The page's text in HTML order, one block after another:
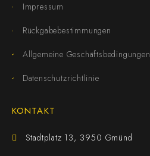
Impressum
Rückgabebestimmungen
Allgemeine Geschäftsbedingungen
Datenschutzrichtlinie
KONTAKT
Stadtplatz 13, 3950 Gmünd